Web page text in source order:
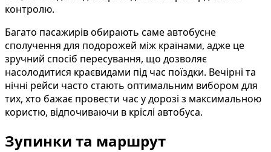
контролю.
Багато пасажирів обирають саме автобусне
сполучення для подорожей між країнами, адже це
зручний спосіб пересування, що дозволяє
насолодитися краєвидами під час поїздки. Вечірні та
нічні рейси часто стають оптимальним вибором для
тих, хто бажає провести час у дорозі з максимальною
користю, відпочиваючи в кріслі автобуса.
Зупинки та маршрут